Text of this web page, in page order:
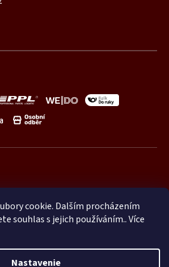
cookie. Dalším procházením
souhlas s jejich používáním.. Více
Nastavenie